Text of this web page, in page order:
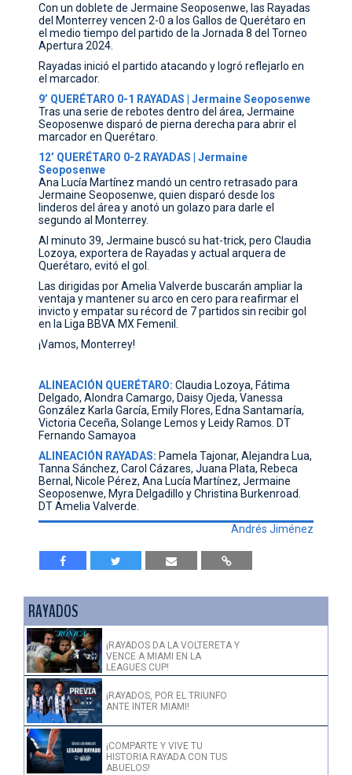
Con un doblete de Jermaine Seoposenwe, las Rayadas
del Monterrey vencen 2-0 a los Gallos de Querétaro en
el medio tiempo del partido de la Jornada 8 del Torneo
Apertura 2024.
Rayadas inició el partido atacando y logró reflejarlo en
el marcador.
9’ QUERÉTARO 0-1 RAYADAS | Jermaine Seoposenwe
Tras una serie de rebotes dentro del área, Jermaine
Seoposenwe disparó de pierna derecha para abrir el
marcador en Querétaro.
12’ QUERÉTARO 0-2 RAYADAS | Jermaine
Seoposenwe
Ana Lucía Martínez mandó un centro retrasado para
Jermaine Seoposenwe, quien disparó desde los
linderos del área y anotó un golazo para darle el
segundo al Monterrey.
Al minuto 39, Jermaine buscó su hat-trick, pero Claudia
Lozoya, exportera de Rayadas y actual arquera de
Querétaro, evitó el gol.
Las dirigidas por Amelia Valverde buscarán ampliar la
ventaja y mantener su arco en cero para reafirmar el
invicto y empatar su récord de 7 partidos sin recibir gol
en la Liga BBVA MX Femenil.
¡Vamos, Monterrey!
ALINEACIÓN QUERÉTARO: Claudia Lozoya, Fátima
Delgado, Alondra Camargo, Daisy Ojeda, Vanessa
González Karla García, Emily Flores, Edna Santamaría,
Victoria Ceceña, Solange Lemos y Leidy Ramos. DT
Fernando Samayoa
ALINEACIÓN RAYADAS: Pamela Tajonar, Alejandra Lua,
Tanna Sánchez, Carol Cázares, Juana Plata, Rebeca
Bernal, Nicole Pérez, Ana Lucía Martínez, Jermaine
Seoposenwe, Myra Delgadillo y Christina Burkenroad.
DT Amelia Valverde.
Andrés Jiménez
RAYADOS
¡RAYADOS DA LA VOLTERETA Y
VENCE A MIAMI EN LA
LEAGUES CUP!
¡RAYADOS, POR EL TRIUNFO
ANTE INTER MIAMI!
¡COMPARTE Y VIVE TU
HISTORIA RAYADA CON TUS
ABUELOS!